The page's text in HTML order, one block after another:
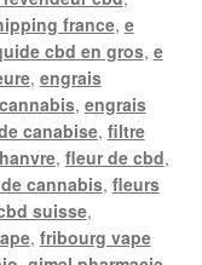
france, e
cbd en gros, e
, engrais
, engrais
canabise, filtre
, fleur de cbd,
cannabis, fleurs
suisse,
, fribourg vape